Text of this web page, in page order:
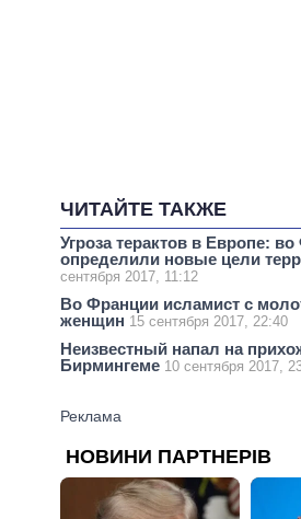
ЧИТАЙТЕ ТАКЖЕ
Угроза терактов в Европе:
определили новые цели
сентября 2017, 11:12
Во Франции исламист с
женщин 15 сентября 2017, 22:40
Неизвестный напал на
Бирмингеме 10 сентября 2017,